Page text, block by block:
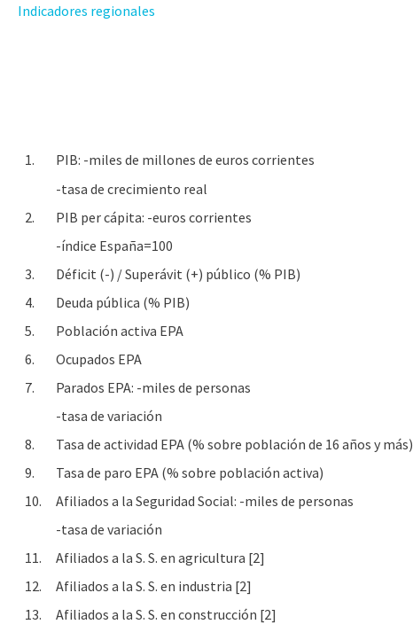
Indicadores regionales
1.
PIB: -miles de millones de euros corrientes
-tasa de crecimiento real
2.
PIB per cápita: -euros corrientes
-índice España=100
3.
Déficit (-) / Superávit (+) público (% PIB)
4.
Deuda pública (% PIB)
5.
Población activa EPA
6.
Ocupados EPA
7.
Parados EPA: -miles de personas
-tasa de variación
8.
Tasa de actividad EPA (% sobre población de 16 años y más)
9.
Tasa de paro EPA (% sobre población activa)
10.
Afiliados a la Seguridad Social: -miles de personas
-tasa de variación
11.
Afiliados a la S. S. en agricultura [2]
12.
Afiliados a la S. S. en industria [2]
13.
Afiliados a la S. S. en construcción [2]